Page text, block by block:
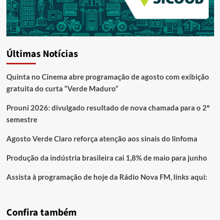
Últimas Notícias
Quinta no Cinema abre programação de agosto com exibição
gratuita do curta “Verde Maduro”
Prouni 2026: divulgado resultado de nova chamada para o 2º
semestre
Agosto Verde Claro reforça atenção aos sinais do linfoma
Produção da indústria brasileira cai 1,8% de maio para junho
Assista à programação de hoje da Rádio Nova FM, links aqui:
Confira também